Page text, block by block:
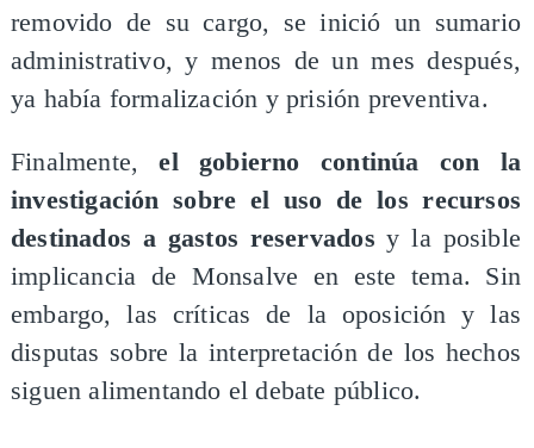
removido de su cargo, se inició un sumario
administrativo, y menos de un mes después,
ya había formalización y prisión preventiva.
Finalmente,el gobierno continúa con la
investigación sobre el uso de los recursos
destinados a gastos reservadosy la posible
implicancia de Monsalve en este tema. Sin
embargo, las críticas de la oposición y las
disputas sobre la interpretación de los hechos
siguen alimentando el debate público.